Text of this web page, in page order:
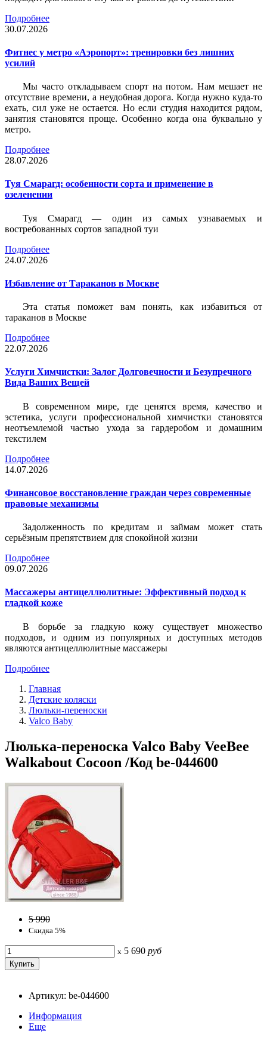
Подробнее
30.07.2026
Фитнес у метро «Аэропорт»: тренировки без лишних
усилий
Мы часто откладываем спорт на потом. Нам мешает не
отсутствие времени, а неудобная дорога. Когда нужно куда-то
ехать, сил уже не остается. Но если студия находится рядом,
занятия становятся проще. Особенно когда она буквально у
метро.
Подробнее
28.07.2026
Туя Смарагд: особенности сорта и применение в
озеленении
Туя Смарагд — один из самых узнаваемых и
востребованных сортов западной туи
Подробнее
24.07.2026
Избавление от Тараканов в Москве
Эта статья поможет вам понять, как избавиться от
тараканов в Москве
Подробнее
22.07.2026
Услуги Химчистки: Залог Долговечности и Безупречного
Вида Ваших Вещей
В современном мире, где ценятся время, качество и
эстетика, услуги профессиональной химчистки становятся
неотъемлемой частью ухода за гардеробом и домашним
текстилем
Подробнее
14.07.2026
Финансовое восстановление граждан через современные
правовые механизмы
Задолженность по кредитам и займам может стать
серьёзным препятствием для спокойной жизни
Подробнее
09.07.2026
Массажеры антицеллюлитные: Эффективный подход к
гладкой коже
В борьбе за гладкую кожу существует множество
подходов, и одним из популярных и доступных методов
являются антицеллюлитные массажеры
Подробнее
Главная
Детские коляски
Люльки-переноски
Valco Baby
Люлька-переноска Valco Baby VeeBee
Walkabout Cocoon /Код be-044600
5 990
Скидка 5%
x 5 690 руб
Артикул: be-044600
Информация
Еще